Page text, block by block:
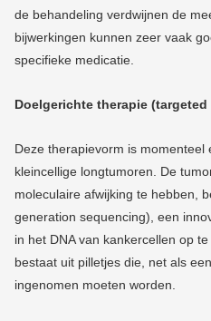
de behandeling verdwijnen de
bijwerkingen kunnen zeer vaak
specifieke medicatie.
Doelgerichte therapie (targeted
Deze therapievorm is momenteel
kleincellige longtumoren. De
moleculaire afwijking te hebben,
generation sequencing), een
in het DNA van kankercellen op
bestaat uit pilletjes die, net als
ingenomen moeten worden.